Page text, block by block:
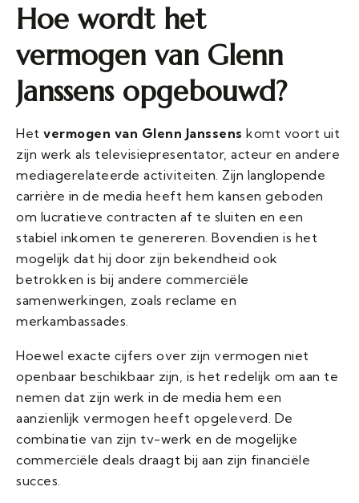
Hoe wordt het
vermogen van Glenn
Janssens opgebouwd?
Het vermogen van Glenn Janssens komt voort uit
zijn werk als televisiepresentator, acteur en andere
mediagerelateerde activiteiten. Zijn langlopende
carrière in de media heeft hem kansen geboden
om lucratieve contracten af te sluiten en een
stabiel inkomen te genereren. Bovendien is het
mogelijk dat hij door zijn bekendheid ook
betrokken is bij andere commerciële
samenwerkingen, zoals reclame en
merkambassades.
Hoewel exacte cijfers over zijn vermogen niet
openbaar beschikbaar zijn, is het redelijk om aan te
nemen dat zijn werk in de media hem een
aanzienlijk vermogen heeft opgeleverd. De
combinatie van zijn tv-werk en de mogelijke
commerciële deals draagt bij aan zijn financiële
succes.